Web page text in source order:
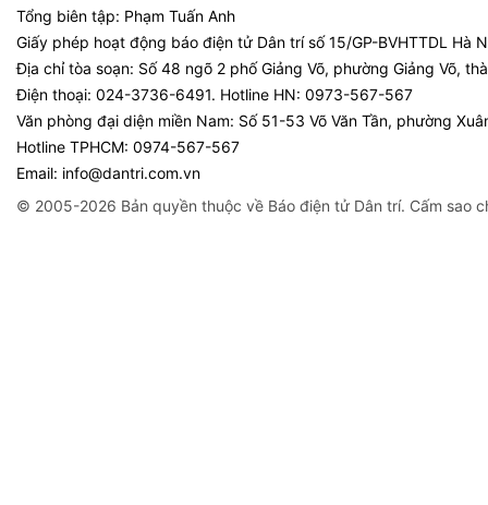
Tổng biên tập: Phạm Tuấn Anh
Giấy phép hoạt động báo điện tử Dân trí số 15/GP-BVHTTDL Hà
Địa chỉ tòa soạn: Số 48 ngõ 2 phố Giảng Võ, phường Giảng Võ,
Điện thoại: 024-3736-6491. Hotline HN: 0973-567-567
Văn phòng đại diện miền Nam: Số 51-53 Võ Văn Tần, phường
Hotline TPHCM: 0974-567-567
Email: info@dantri.com.vn
© 2005-2026 Bản quyền thuộc về Báo điện tử Dân trí. Cấm sao